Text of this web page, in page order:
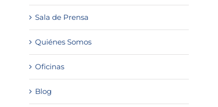
Sala de Prensa
Quiénes Somos
Oficinas
Blog